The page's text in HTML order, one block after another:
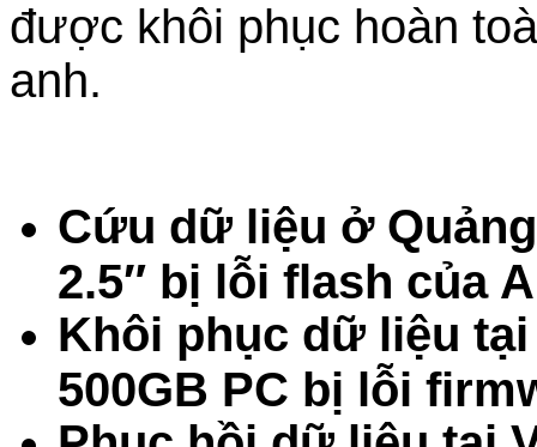
được khôi phục hoàn
anh.
Cứu dữ liệu ở
2.5″ bị lỗi flash của
Khôi phục dữ liệu
500GB PC bị lỗi